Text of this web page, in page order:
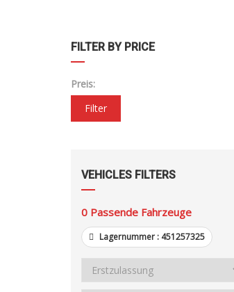
FILTER BY PRICE
Preis:
Filter
VEHICLES FILTERS
0 Passende Fahrzeuge
Lagernummer : 451257325